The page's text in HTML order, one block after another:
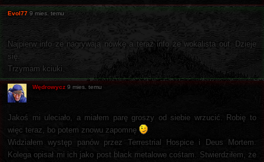
Evol77 9 mies. temu
Najpierw info ze nagrywają nówkę a teraz info że wokalista out. Dzieje
się.
Trzymam kciuki.
Wędrowycz 9 mies. temu
Jakoś mi uleciało, a miałem parę groszy od siebie wrzucić. Robię to
więc teraz, bo potem znowu zapomnę
Widziałem występ panów przez Terrestrial Hospice i Deus Mortem.
Kolega opisał mi ich jako post black metalowe cośtam. Stwierdziłem, że